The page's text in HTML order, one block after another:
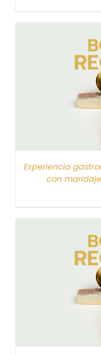
Experiencia
con